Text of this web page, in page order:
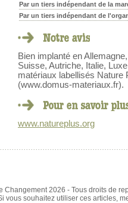
Par un tiers indépendant de la
Par un tiers indépendant de
Bien implanté en
Suisse, Autriche, Italie,
matériaux labellisés
(www.domus-materiaux.fr).
www.natureplus.org
Changement 2026 - Tous droits de
vous souhaitez utiliser ces articles,